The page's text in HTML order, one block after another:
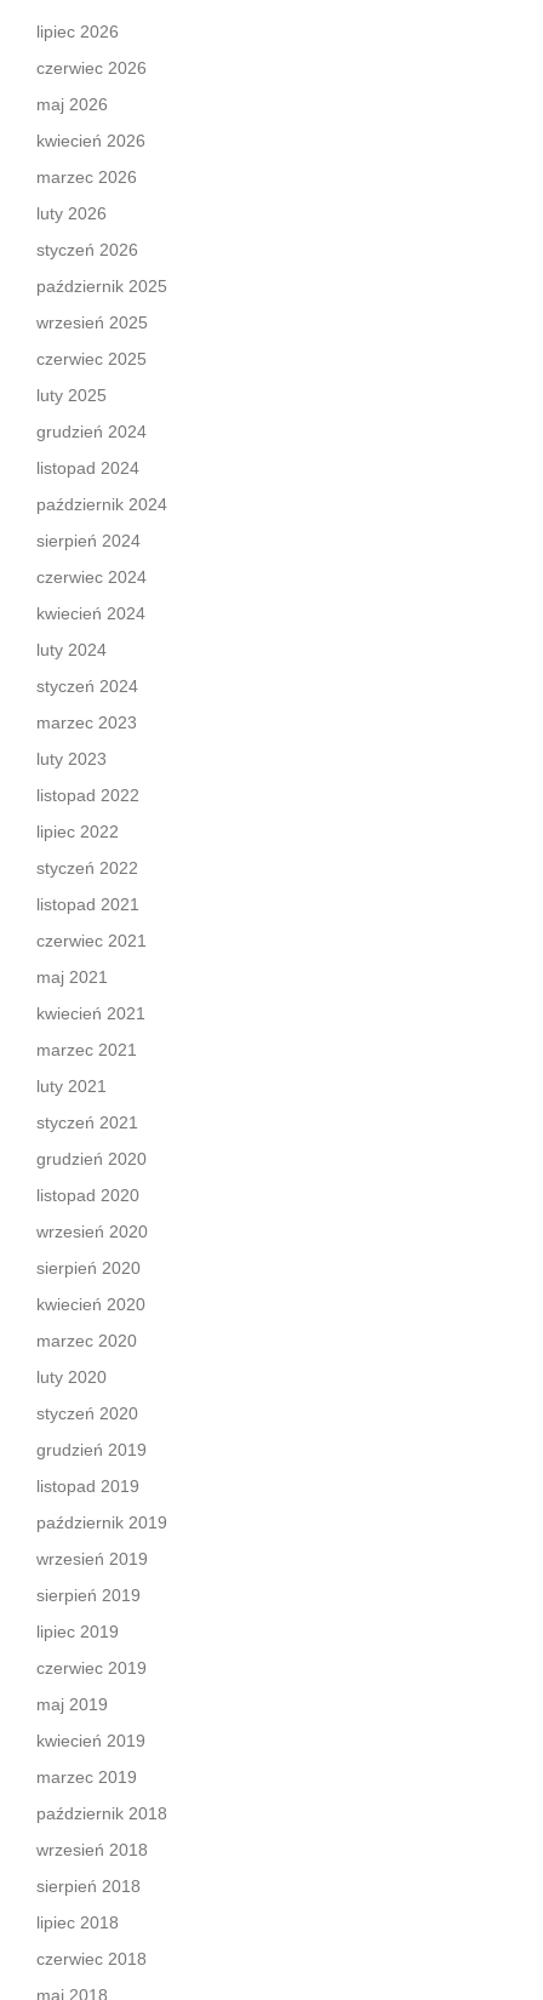
lipiec 2026
czerwiec 2026
maj 2026
kwiecień 2026
marzec 2026
luty 2026
styczeń 2026
październik 2025
wrzesień 2025
czerwiec 2025
luty 2025
grudzień 2024
listopad 2024
październik 2024
sierpień 2024
czerwiec 2024
kwiecień 2024
luty 2024
styczeń 2024
marzec 2023
luty 2023
listopad 2022
lipiec 2022
styczeń 2022
listopad 2021
czerwiec 2021
maj 2021
kwiecień 2021
marzec 2021
luty 2021
styczeń 2021
grudzień 2020
listopad 2020
wrzesień 2020
sierpień 2020
kwiecień 2020
marzec 2020
luty 2020
styczeń 2020
grudzień 2019
listopad 2019
październik 2019
wrzesień 2019
sierpień 2019
lipiec 2019
czerwiec 2019
maj 2019
kwiecień 2019
marzec 2019
październik 2018
wrzesień 2018
sierpień 2018
lipiec 2018
czerwiec 2018
maj 2018